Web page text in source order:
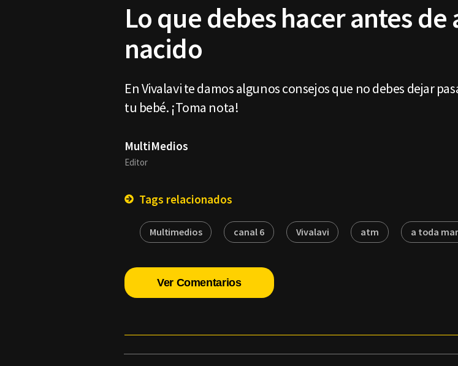
Lo que debes hacer antes
nacido
En Vivalavi te damos algunos consejos que no debes dejar
tu bebé. ¡Toma nota!
MultiMedios
Editor
Tags relacionados
Multimedios canal 6 Vivalavi atm a toda
Ver Comentarios